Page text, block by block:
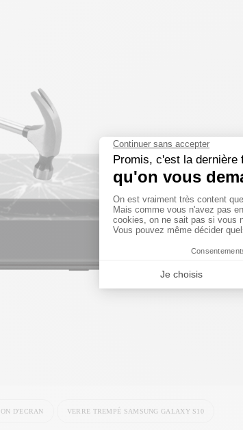
D'ECRAN VERRE TREMPÉ SAMSUNG GALAXY S10